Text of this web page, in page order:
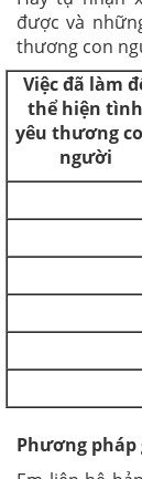
được và
thương con
Việc đã làm
thể hiện tình
yêu thương
người
Phương pháp